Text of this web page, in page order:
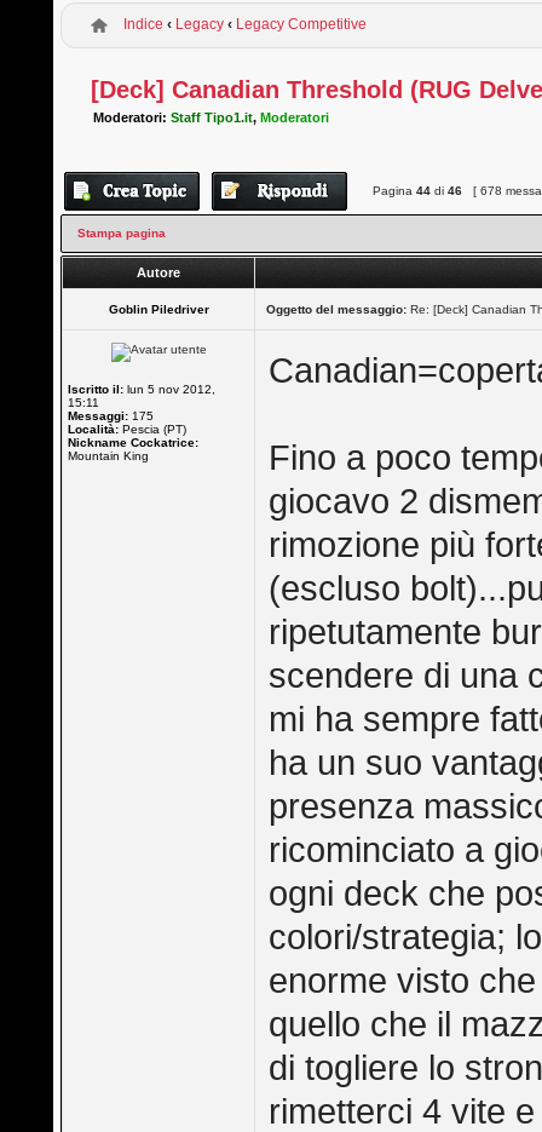
Indice ‹ Legacy ‹ Legacy Competitive
[Deck] Canadian Threshold (RUG
Moderatori:Staff Tipo1.it,Moderatori
Pagina44 di46 [ 678
Stampa pagina
Autore
Goblin Piledriver Oggetto del messaggio: Re: [Deck] Canadian
Iscritto il: lun 5 nov 2012,
15:11
Messaggi: 175
Località: Pescia (PT)
Nickname Cockatrice:
Mountain King
Fino a poco
giocavo 2
rimozione più
(escluso
ripetutamente
scendere di una
mi ha sempre
ha un suo
presenza
ricominciato a
ogni deck che
colori/strategia;
enorme visto
quello che il
di togliere lo
rimetterci 4 vite